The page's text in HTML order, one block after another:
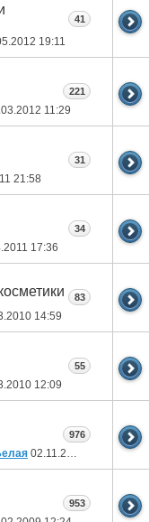
19:11
41
11:29
221
21:58
31
17:36
34
14:59
83
12:09
55
02.11.2009
976
953